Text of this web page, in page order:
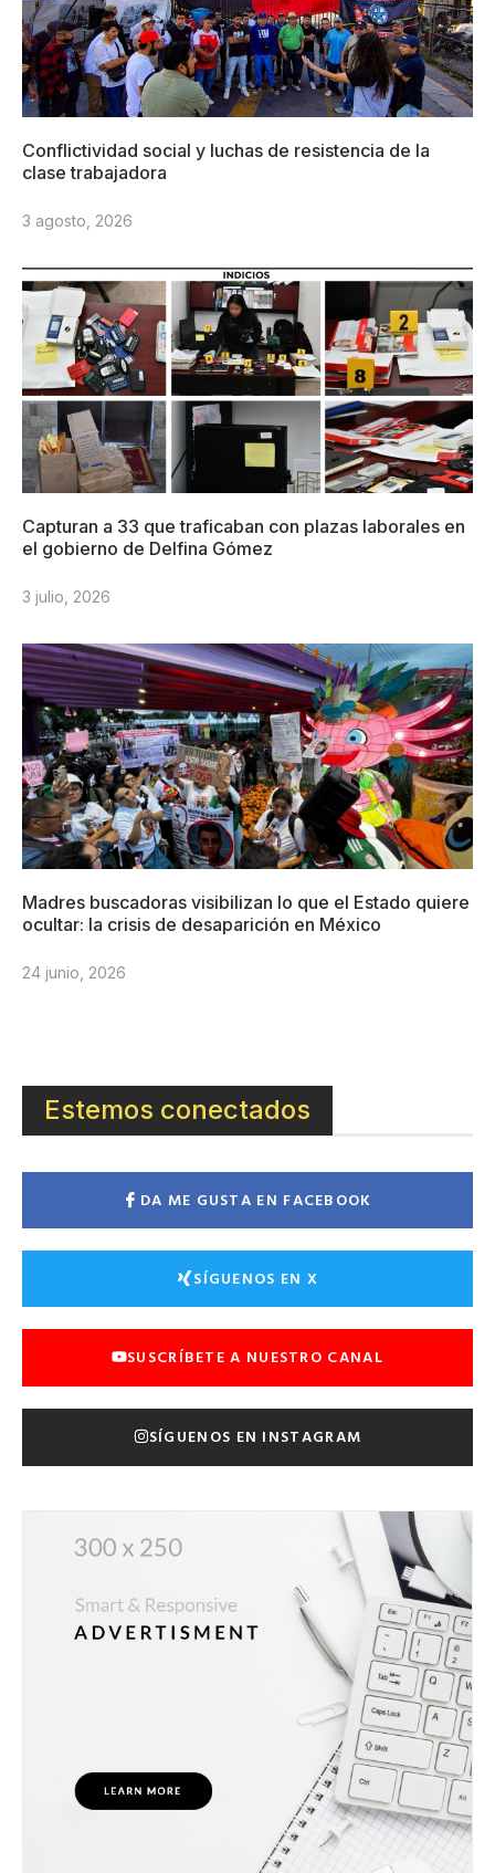
Conflictividad social y luchas de resistencia de la
clase trabajadora
3 agosto, 2026
Capturan a 33 que traficaban con plazas laborales en
el gobierno de Delfina Gómez
3 julio, 2026
Madres buscadoras visibilizan lo que el Estado quiere
ocultar: la crisis de desaparición en México
24 junio, 2026
Estemos conectados
DA ME GUSTA EN FACEBOOK
SÍGUENOS EN X
SUSCRÍBETE A NUESTRO CANAL
SÍGUENOS EN INSTAGRAM